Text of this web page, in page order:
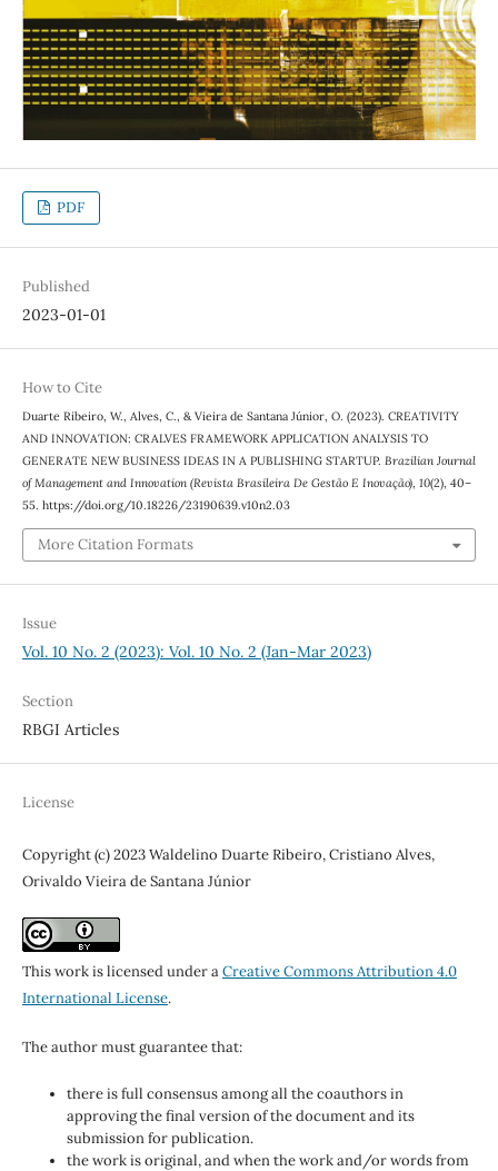
PDF
Published
2023-01-01
How to Cite
Duarte Ribeiro, W., Alves, C., & Vieira de Santana Júnior, O. (2023). CREATIVITY
AND INNOVATION: CRALVES FRAMEWORK APPLICATION ANALYSIS TO
GENERATE NEW BUSINESS IDEAS IN A PUBLISHING STARTUP. Brazilian Journal
of Management and Innovation (Revista Brasileira De Gestão E Inovação), 10(2), 40–
55. https://doi.org/10.18226/23190639.v10n2.03
More Citation Formats
Issue
Vol. 10 No. 2 (2023): Vol. 10 No. 2 (Jan-Mar 2023)
Section
RBGI Articles
License
Copyright (c) 2023 Waldelino Duarte Ribeiro, Cristiano Alves,
Orivaldo Vieira de Santana Júnior
This work is licensed under aCreative Commons Attribution 4.0
International License.
The author must guarantee that:
there is full consensus among all the coauthors in
approving the final version of the document and its
submission for publication.
the work is original, and when the work and/or words from